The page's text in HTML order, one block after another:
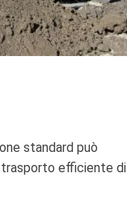
standard può
efficiente di